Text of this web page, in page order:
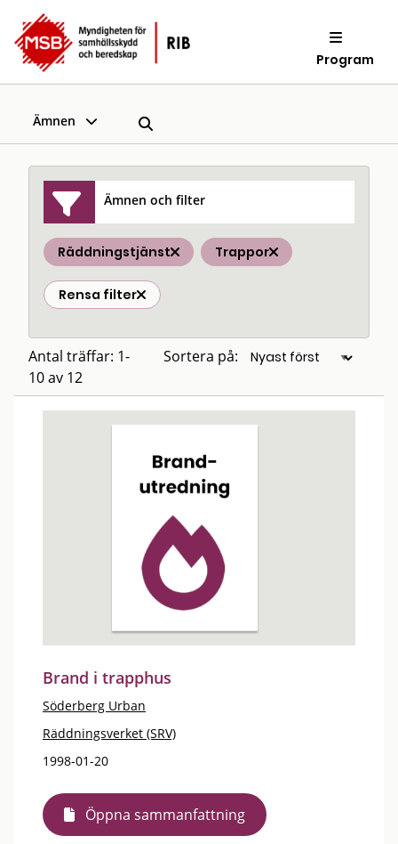
Program
Ämnen
Ämnen och filter
Räddningstjänst Trappor
Rensa filter
Antal träffar: 1-
10 av 12
Sortera på:
Brand i trapphus
Söderberg Urban
Räddningsverket (SRV)
1998-01-20
Öppna sammanfattning